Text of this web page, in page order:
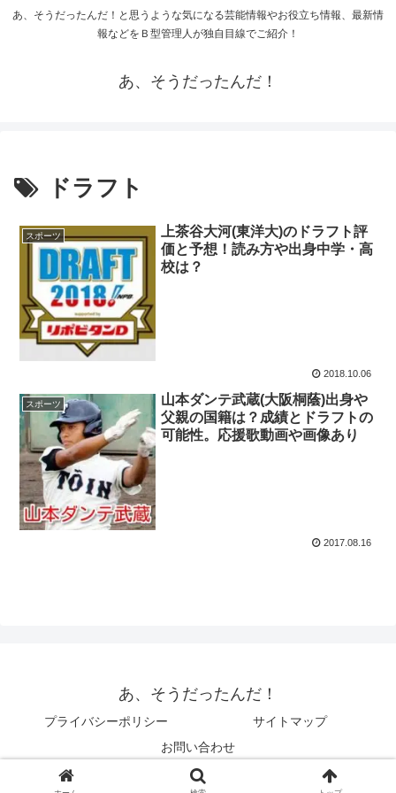
あ、そうだったんだ！と思うような気になる芸能情報やお役立ち情報、最新情
報などをＢ型管理人が独自目線でご紹介！
あ、そうだったんだ！
ドラフト
スポーツ
上茶谷大河(東洋大)のドラフト評
価と予想！読み方や出身中学・高
校は？
2018.10.06
スポーツ
山本ダンテ武蔵(大阪桐蔭)出身や
父親の国籍は？成績とドラフトの
可能性。応援歌動画や画像あり
2017.08.16
あ、そうだったんだ！
プライバシーポリシー
サイトマップ
お問い合わせ
© 2014 あ、そうだったんだ！.